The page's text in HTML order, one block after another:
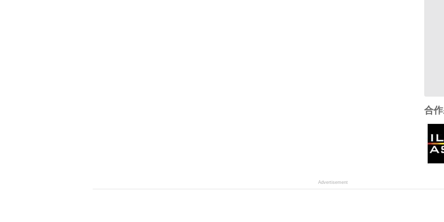
合
Advertisement